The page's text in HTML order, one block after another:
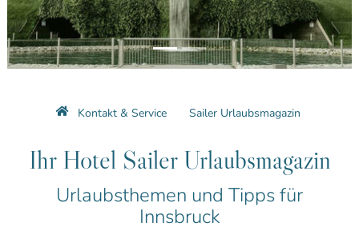
Kontakt & Service Sailer Urlaubsmagazin
Ihr Hotel Sailer Urlaubsmagazin
Urlaubsthemen und Tipps für
Innsbruck